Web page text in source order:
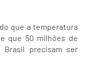
que a temperatura
que 50 milhões de
Brasil precisam ser